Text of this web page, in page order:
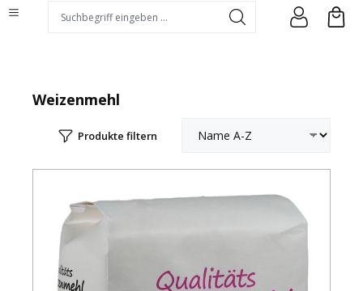
Suchbegriff eingeben ...
Weizenmehl
Produkte filtern